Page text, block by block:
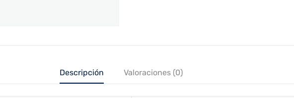
Descripción Valoraciones (0)